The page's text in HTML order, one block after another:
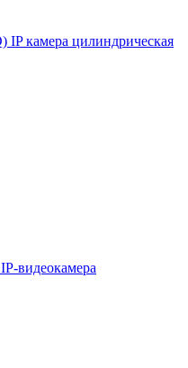
камера цилиндрическая
видеокамера